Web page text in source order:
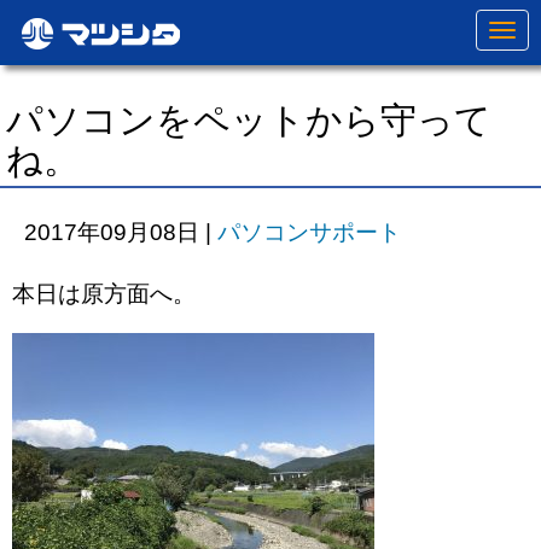
N
a
v
o
パソコンをペットから守って
ね。
2017年09月08日 | パソコンサポート
本日は原方面へ。